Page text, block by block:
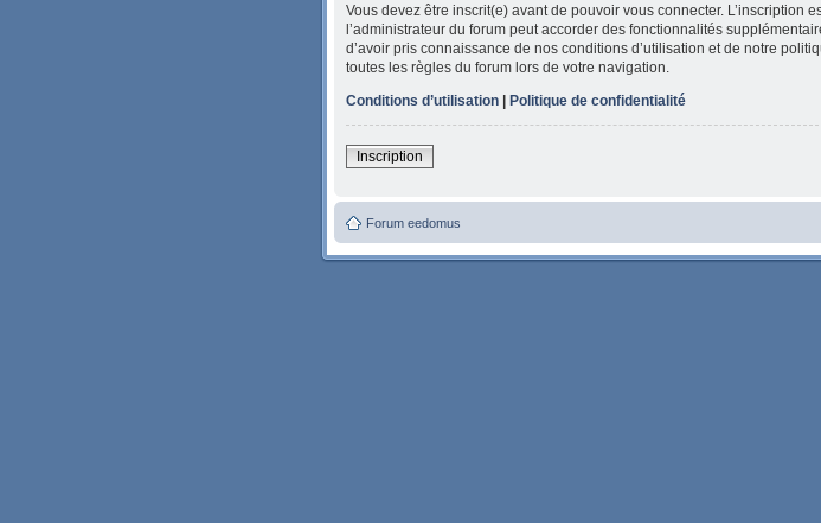
Vous devez être inscrit(e) avant de pouvoir vous connecter. L’inscription
l’administrateur du forum peut accorder des fonctionnalités
d’avoir pris connaissance de nos conditions d’utilisation et de notre
toutes les règles du forum lors de votre navigation.
Conditions d’utilisation | Politique de confidentialité
Inscription
Forum eedomus